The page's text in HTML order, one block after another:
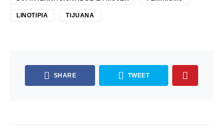
LINOTIPIA TIJUANA
SHARE TWEET